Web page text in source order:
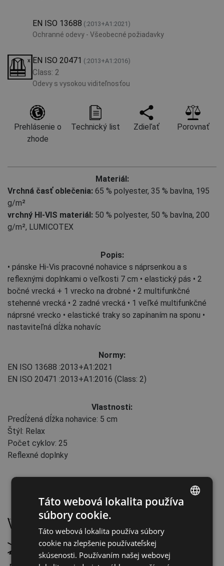
EN ISO 13688 (:2013+A1:2021)
Ochranné odevy - Všeobecné požiadavky
EN ISO 20471 (:2013+A1:2016)
Class: 2
Odevy s vysokou viditeľnosťou
Prehlásenie o
zhode
Technický list Zdieľať Porovnať
Materiál:
Vrchná časť oblečenia: 65 % polyester, 35 % bavlna, 195
g/m²
vrchný HI-VIS materiál: 50 % polyester, 50 % bavlna, 200
g/m², LUMICOTEX
Popis:
• pánske Hi-Vis pracovné nohavice s náprsenkou a s
reflexnými doplnkami o veľkosti 7 cm • elastický pás • 2
bočné vrecká + 1 vrecko na drobné • 2 multifunkčné
stehenné vrecká • 2 zadné vrecká • 1 veľké multifunkčné
náprsné vrecko • elastické traky so zapínaním na sponu •
nastaviteľná dĺžka nohavíc
Normy:
EN ISO 13688 :2013+A1:2021
EN ISO 20471 :2013+A1:2016 (Class: 2)
Vlastnosti:
Predĺžená dĺžka nohavice: 5 cm
Štýl: Relax
Počet cyklov: 25
Reflexné doplnky
Údržba:
Prať na 40 °C, normálny proces prania
Nebieliť
CZECH
Táto webová lokalita používa
súbory cookie.
Táto webová lokalita používa súbory
cookie na zlepšenie používateľskej
skúsenosti. Používaním našej webovej